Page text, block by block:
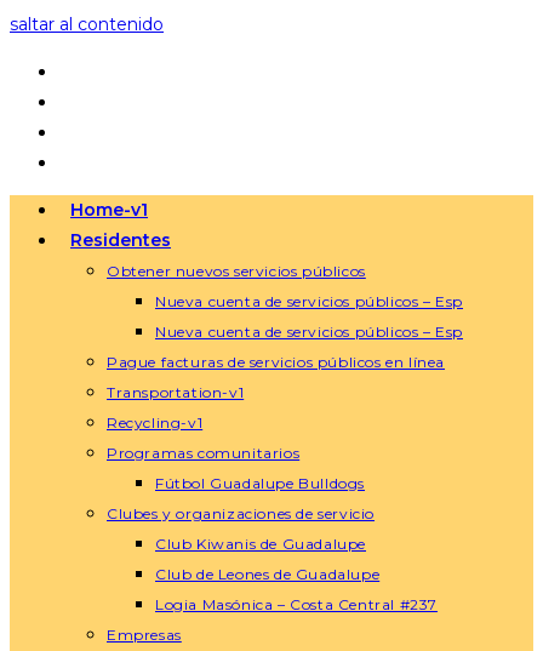
saltar al contenido
Home-v1
Residentes
Obtener nuevos servicios públicos
Nueva cuenta de servicios públicos – Esp
Nueva cuenta de servicios públicos – Esp
Pague facturas de servicios públicos en línea
Transportation-v1
Recycling-v1
Programas comunitarios
Fútbol Guadalupe Bulldogs
Clubes y organizaciones de servicio
Club Kiwanis de Guadalupe
Club de Leones de Guadalupe
Logia Masónica – Costa Central #237
Empresas